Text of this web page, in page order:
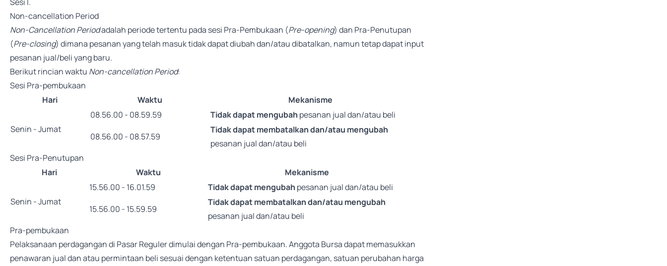
Non-cancellation Period
Non-Cancellation Periodadalah periode tertentu pada sesi Pra-Pembukaan (Pre-opening) dan Pra-Penutupan
(Pre-closing) dimana pesanan yang telah masuk tidak dapat diubah dan/atau dibatalkan, namun tetap dapat input
pesanan jual/beli yang baru.
Berikut rincian waktu Non-cancellation Period:
Sesi Pra-pembukaan
Hari
Waktu Mekanisme
Senin - Jumat
08.56.00 - 08.59.59 Tidak dapat mengubah pesanan jual dan/atau beli
08.56.00 - 08.57.59
Tidak dapat membatalkan dan/atau mengubah
pesanan jual dan/atau beli
Sesi Pra-Penutupan
Hari
Waktu Mekanisme
Senin - Jumat
15.56.00 - 16.01.59 Tidak dapat mengubah pesanan jual dan/atau beli
15.56.00 - 15.59.59
Tidak dapat membatalkan dan/atau mengubah
pesanan jual dan/atau beli
Pra-pembukaan
Pelaksanaan perdagangan di Pasar Reguler dimulai dengan Pra-pembukaan. Anggota Bursa dapat memasukkan
penawaran jual dan atau permintaan beli sesuai dengan ketentuan satuan perdagangan, satuan perubahan harga